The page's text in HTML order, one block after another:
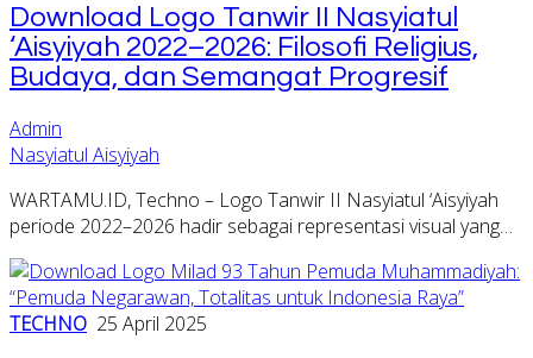
Download Logo Tanwir II Nasyiatul
‘Aisyiyah 2022–2026: Filosofi Religius,
Budaya, dan Semangat Progresif
Admin
Nasyiatul Aisyiyah
WARTAMU.ID, Techno – Logo Tanwir II Nasyiatul ‘Aisyiyah
periode 2022–2026 hadir sebagai representasi visual yang…
TECHNO 25 April 2025